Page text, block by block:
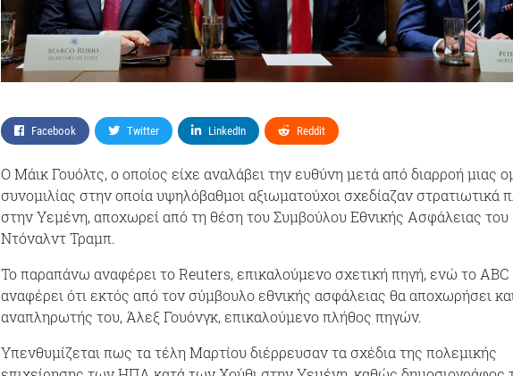
Facebook Twitter LinkedIn Reddit
Ο Μάικ Γουόλτς, ο οποίος είχε αναλάβει την ευθύνη μετά από διαρροή μιας
συνομιλίας στην οποία υψηλόβαθμοι αξιωματούχοι σχεδίαζαν στρατιωτικά
στην Υεμένη, αποχωρεί από τη θέση του Συμβούλου Εθνικής Ασφάλειας του
Ντόναλντ Τραμπ.
Το παραπάνω αναφέρει το Reuters, επικαλούμενο σχετική πηγή, ενώ το ABC
αναφέρει ότι εκτός από τον σύμβουλο εθνικής ασφάλειας θα αποχωρήσει
αναπληρωτής του, Άλεξ Γουόνγκ, επικαλούμενο πλήθος πηγών.
Υπενθυμίζεται πως τα τέλη Μαρτίου διέρρευσαν τα σχέδια της πολεμικής